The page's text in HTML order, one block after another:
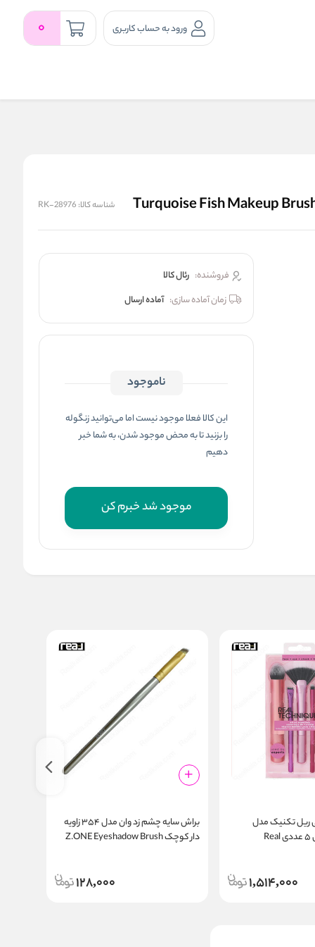
ورود به حساب کاربری 0
شناسه کالا: RK-28976
فروشنده: رئال كالا
زمان آماده سازی: آماده ارسال
ناموجود
این کالا فعلا موجود نیست اما می‌توانید زنگوله
را بزنید تا به محض موجود شدن، به شما خبر
دهیم
موجود شد خبرم کن
ریل تکنیک مدل
آرتیست اسنشیال ۵ عددی Real
1,514,000
براش سایه چشم زد وان مدل ۳۵۴ زاویه‌
دار کوچک Z.ONE Eyeshadow Brush
128,000